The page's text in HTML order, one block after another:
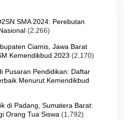
SMA 2024: Perebutan
(2,266)
Ciamis, Jawa Barat
Kemendikbud 2023 (2,170)
Pusaran Pendidikan: Daftar
Menurut Kemendikbud
di Padang, Sumatera Barat:
Orang Tua Siswa (1,792)